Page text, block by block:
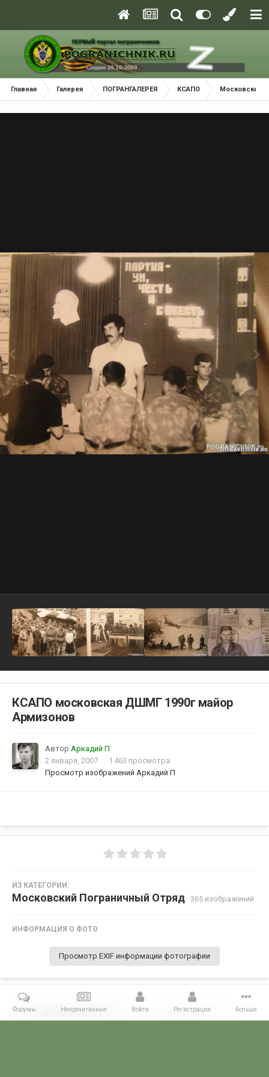
Главная Галерея ПОГРАНГАЛЕРЕЯ КСАПО Московский
КСАПО московская ДШМГ 1990г майор
Армизонов
Автор Аркадий П
2 января, 2007
1 463 просмотра
Просмотр изображений Аркадий П
ИЗ КАТЕГОРИИ:
Московский Пограничный Отряд · 365 изображений
ИНФОРМАЦИЯ О ФОТО
Просмотр EXIF информации фотографии
Поделиться Подписчики 0
Форумы Непрочитанные Войти Регистрация Больше